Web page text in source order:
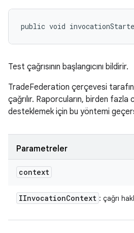
public void
Test çağrısının başlangıcını bildirir.
TradeFederation çerçevesi
çağrılır. Raporcuların, birden fazla
desteklemek için bu yöntemi
Parametreler
context
IInvocationContext : çağrı